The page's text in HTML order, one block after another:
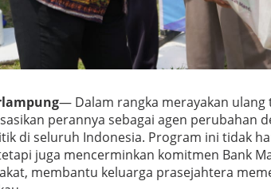
r
k
a
n
a
s
— Dalam rangka merayakan ulang
perannya sebagai agen perubahan
di seluruh Indonesia. Program ini tidak
juga mencerminkan komitmen Bank
membantu keluarga prasejahtera